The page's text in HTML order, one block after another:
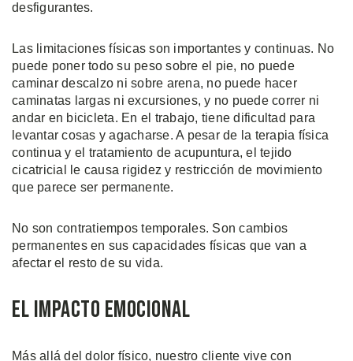
desfigurantes.
Las limitaciones físicas son importantes y continuas. No
puede poner todo su peso sobre el pie, no puede
caminar descalzo ni sobre arena, no puede hacer
caminatas largas ni excursiones, y no puede correr ni
andar en bicicleta. En el trabajo, tiene dificultad para
levantar cosas y agacharse. A pesar de la terapia física
continua y el tratamiento de acupuntura, el tejido
cicatricial le causa rigidez y restricción de movimiento
que parece ser permanente.
No son contratiempos temporales. Son cambios
permanentes en sus capacidades físicas que van a
afectar el resto de su vida.
El Impacto Emocional
Más allá del dolor físico, nuestro cliente vive con